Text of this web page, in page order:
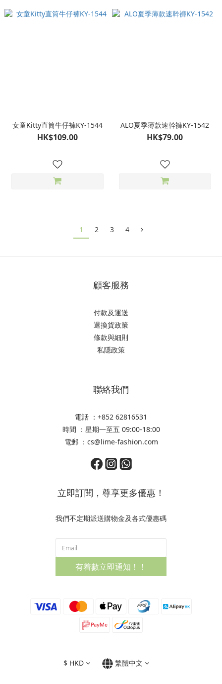
女童Kitty直筒牛仔褲KY-1544
HK$109.00
ALO夏季薄款速幹褲KY-1542
HK$79.00
1 2 3 4
顧客服務
付款及運送
退換貨政策
條款與細則
私隱政策
聯絡我們
電話 ：+852 62816531
時間 ：星期一至五 09:00-18:00
電郵 ：cs@lime-fashion.com
立即訂閱，尊享更多優惠！
我們不定期派送購物金及各式優惠碼
有着數立即通知！！
$ HKD 繁體中文